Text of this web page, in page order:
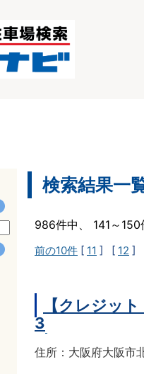
検索結果一
986件中、 141～
前の10件 [ 11 ] [ 12 ]
【クレジッ
3
住所：大阪府大阪市